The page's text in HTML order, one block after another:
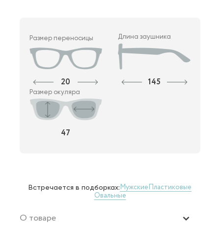
Размер переносицы
20
Длина заушника
145
Размер окуляра
47
Встречается в подборках:МужскиеПластиковые
Овальные
О товаре